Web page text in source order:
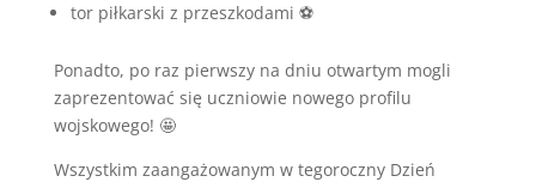
tor piłkarski z przeszkodami ⚽
Ponadto, po raz pierwszy na dniu otwartym mogli
zaprezentować się uczniowie nowego profilu
wojskowego! 🤩
Wszystkim zaangażowanym w tegoroczny Dzień